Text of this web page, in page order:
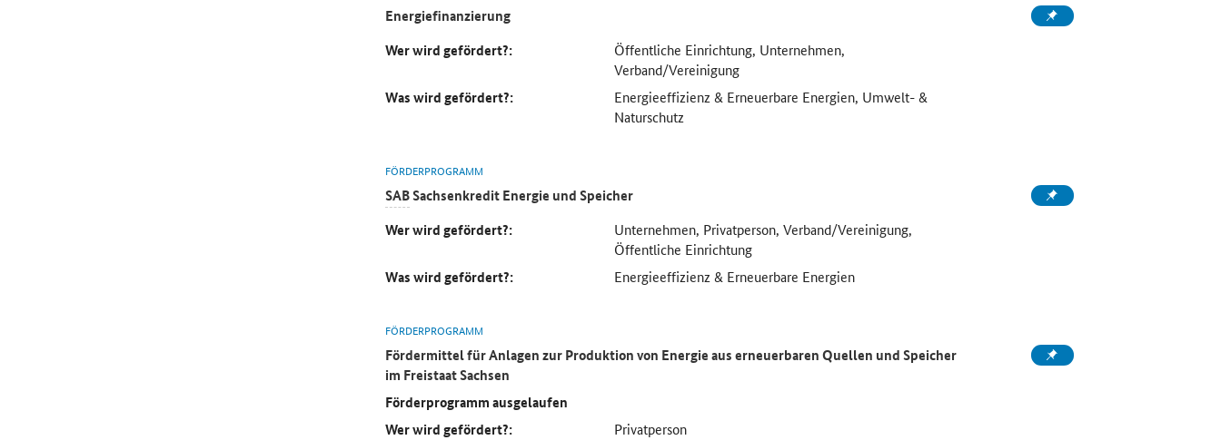
Energiefinanzierung
Wer wird gefördert?:
Öffentliche Einrichtung, Unternehmen,
Verband/Vereinigung
Was wird gefördert?:
Energieeffizienz & Erneuerbare Energien, Umwelt- &
Naturschutz
FÖRDERPROGRAMM
SABSachsenkredit Energie und Speicher
Wer wird gefördert?:
Unternehmen, Privatperson, Verband/Vereinigung,
Öffentliche Einrichtung
Was wird gefördert?: Energieeffizienz & Erneuerbare Energien
FÖRDERPROGRAMM
Fördermittel für Anlagen zur Produktion von Energie aus erneuerbaren Quellen und Speicher
im Freistaat Sachsen
Förderprogramm ausgelaufen
Wer wird gefördert?:
Privatperson